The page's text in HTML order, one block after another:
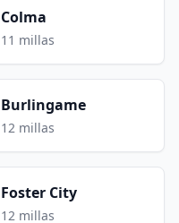
Colma
11 millas
Burlingame
12 millas
Foster City
12 millas